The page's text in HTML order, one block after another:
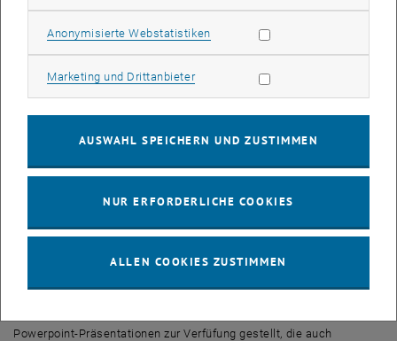
über das Internet verfügbar sind und im Berufsleben eine immer
wichtigere Rolle spielen
Die primäre Aufgabe eines Kurses ist es natürlich, die technischen
nützlich, die eine berufliche Laufbahn außerhalb des
während im Master-Zyklus dem Erwerb nicht-technischer
Lehrunterlagen
Powerpoint-Präsentationen zur Verfüfung gestellt, die auch
Anonymisierte WebstatistikenStatistik Cookies zulassen
Marketing und DrittanbieterMarketing Cookies zulassen
AUSWAHL SPEICHERN UND ZUSTIMMEN
NUR ERFORDERLICHE COOKIES
ALLEN COOKIES ZUSTIMMEN